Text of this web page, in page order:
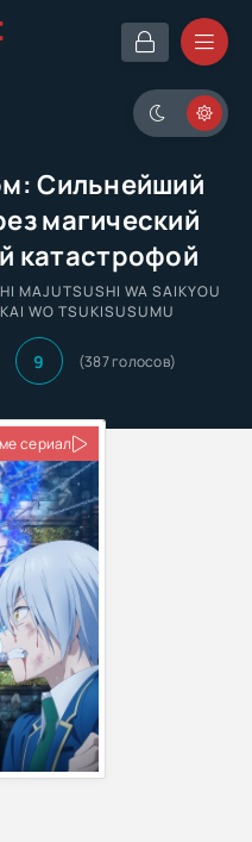
Сильнейший
магический
катастрофой
MAJUTSUSHI WA SAIKYOU
WO TSUKISUSUMU
9 (387голосов)
сериал